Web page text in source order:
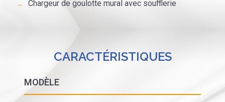
Chargeur de goulotte mural avec soufflerie
CARACTÉRISTIQUES
MODÈLE